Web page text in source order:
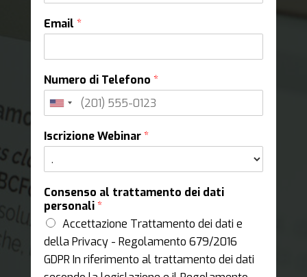
Email *
Numero di Telefono *
Iscrizione Webinar*
Consenso al trattamento dei dati
personali*
Accettazione Trattamento dei dati e
della Privacy - Regolamento 679/2016
GDPR In riferimento al trattamento dei dati